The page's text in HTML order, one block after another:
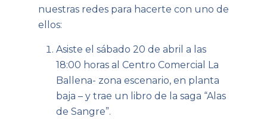
nuestras redes para hacerte con uno de
ellos:
Asiste el sábado 20 de abril a las
18:00 horas al Centro Comercial La
Ballena- zona escenario, en planta
baja – y trae un libro de la saga “Alas
de Sangre”.